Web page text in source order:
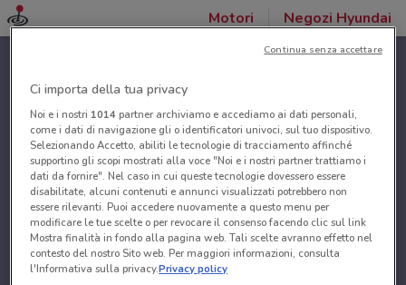
Motori Negozi Hyundai
Ci importa della tua privacy
Noi e i nostri 1014partner archiviamo e accediamo ai dati personali,
come i dati di navigazione gli o identificatori univoci, sul tuo dispositivo.
Selezionando Accetto, abiliti le tecnologie di tracciamento affinché
supportino gli scopi mostrati alla voce "Noi e i nostri partner trattiamo i
dati da fornire". Nel caso in cui queste tecnologie dovessero essere
disabilitate, alcuni contenuti e annunci visualizzati potrebbero non
essere rilevanti. Puoi accedere nuovamente a questo menu per
modificare le tue scelte o per revocare il consenso facendo clic sul link
Mostra finalità in fondo alla pagina web. Tali scelte avranno effetto nel
contesto del nostro Sito web. Per maggiori informazioni, consulta
l'Informativa sulla privacy.Privacy policy
Continua senza accettare